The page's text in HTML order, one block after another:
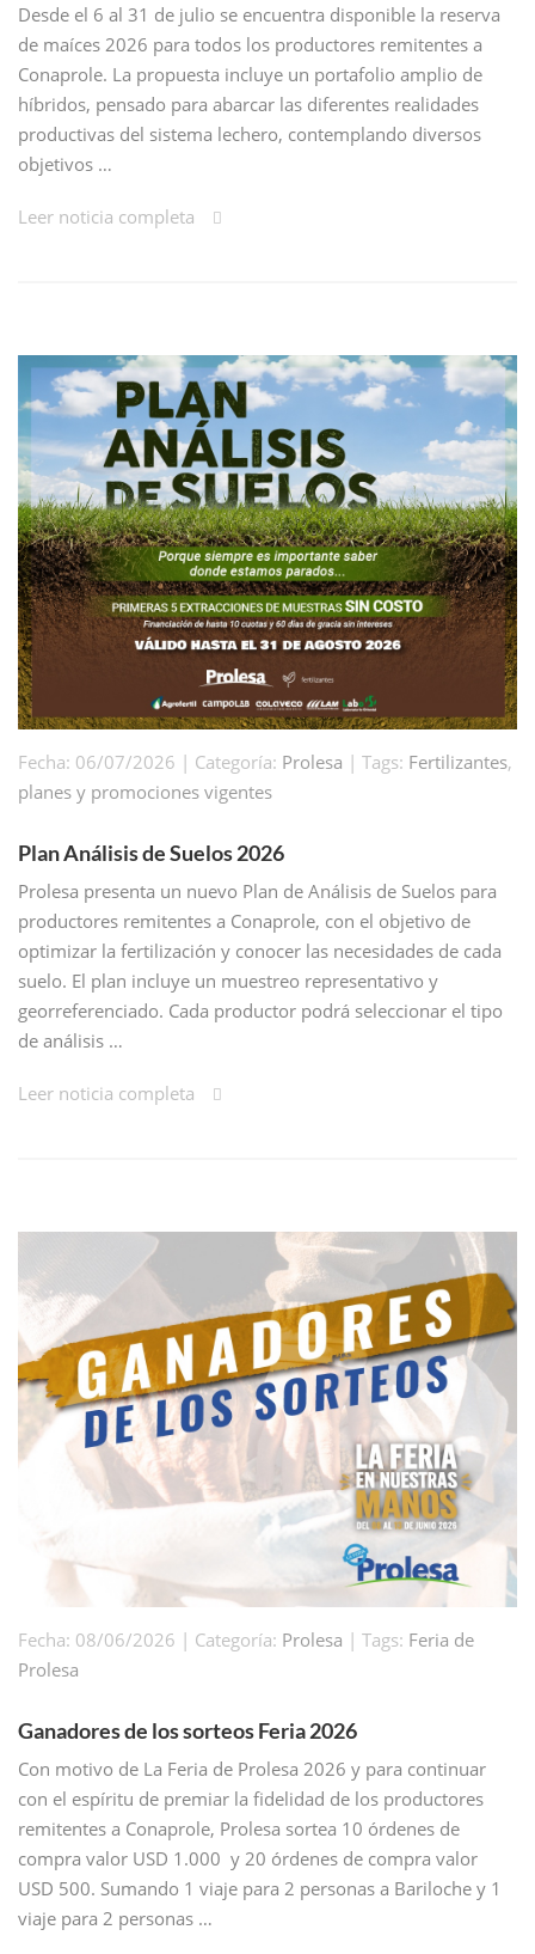
Desde el 6 al 31 de julio se encuentra disponible la reserva
de maíces 2026 para todos los productores remitentes a
Conaprole. La propuesta incluye un portafolio amplio de
híbridos, pensado para abarcar las diferentes realidades
productivas del sistema lechero, contemplando diversos
objetivos …
Leer noticia completa
Fecha: 06/07/2026 | Categoría: Prolesa | Tags: Fertilizantes,
planes y promociones vigentes
Plan Análisis de Suelos 2026
Prolesa presenta un nuevo Plan de Análisis de Suelos para
productores remitentes a Conaprole, con el objetivo de
optimizar la fertilización y conocer las necesidades de cada
suelo. El plan incluye un muestreo representativo y
georreferenciado. Cada productor podrá seleccionar el tipo
de análisis …
Leer noticia completa
Fecha: 08/06/2026 | Categoría: Prolesa | Tags: Feria de
Prolesa
Ganadores de los sorteos Feria 2026
Con motivo de La Feria de Prolesa 2026 y para continuar
con el espíritu de premiar la fidelidad de los productores
remitentes a Conaprole, Prolesa sortea 10 órdenes de
compra valor USD 1.000 y 20 órdenes de compra valor
USD 500. Sumando 1 viaje para 2 personas a Bariloche y 1
viaje para 2 personas …